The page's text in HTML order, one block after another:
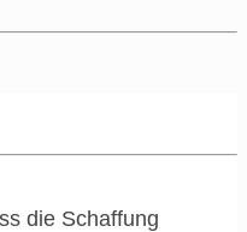
die Schaffung